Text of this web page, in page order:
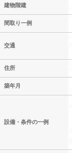
建物階建
間取り一例
交通
住所
築年月
設備・条件の一例